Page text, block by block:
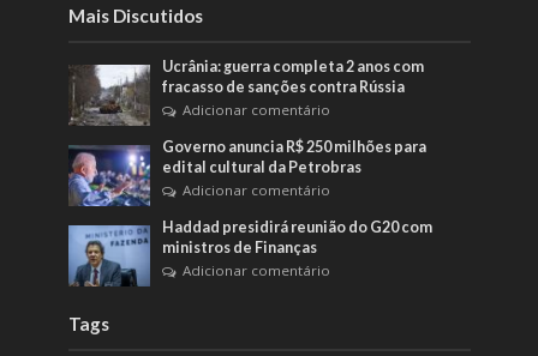
Mais Discutidos
Ucrânia: guerra completa 2 anos com
fracasso de sanções contra Rússia
Adicionar comentário
Governo anuncia R$ 250 milhões para
edital cultural da Petrobras
Adicionar comentário
Haddad presidirá reunião do G20 com
ministros de Finanças
Adicionar comentário
Tags